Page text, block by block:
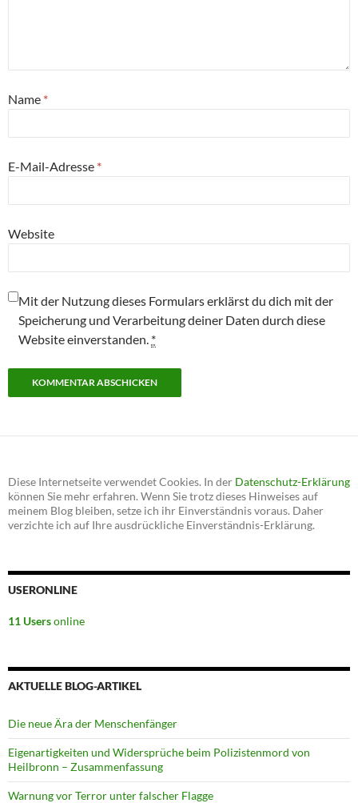
Name *
E-Mail-Adresse *
Website
Mit der Nutzung dieses Formulars erklärst du dich mit der
Speicherung und Verarbeitung deiner Daten durch diese
Website einverstanden. *
Diese Internetseite verwendet Cookies. In der Datenschutz-Erklärung
können Sie mehr erfahren. Wenn Sie trotz dieses Hinweises auf
meinem Blog bleiben, setze ich ihr Einverständnis voraus. Daher
verzichte ich auf Ihre ausdrückliche Einverständnis-Erklärung.
USERONLINE
11 Usersonline
AKTUELLE BLOG-ARTIKEL
Die neue Ära der Menschenfänger
Eigenartigkeiten und Widersprüche beim Polizistenmord von
Heilbronn – Zusammenfassung
Warnung vor Terror unter falscher Flagge